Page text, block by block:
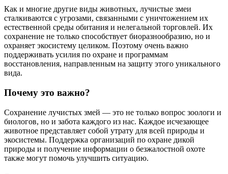
Как и многие другие виды животных, лучистые змеи
сталкиваются с угрозами, связанными с уничтожением их
естественной среды обитания и нелегальной торговлей. Их
сохранение не только способствует биоразнообразию, но и
охраняет экосистему целиком. Поэтому очень важно
поддерживать усилия по охране и программам
восстановления, направленным на защиту этого уникального
вида.
Почему это важно?
Сохранение лучистых змей — это не только вопрос зоологи и
биологов, но и забота каждого из нас. Каждое исчезающее
животное представляет собой утрату для всей природы и
экосистемы. Поддержка организаций по охране дикой
природы и получение информации о безжалостной охоте
также могут помочь улучшить ситуацию.